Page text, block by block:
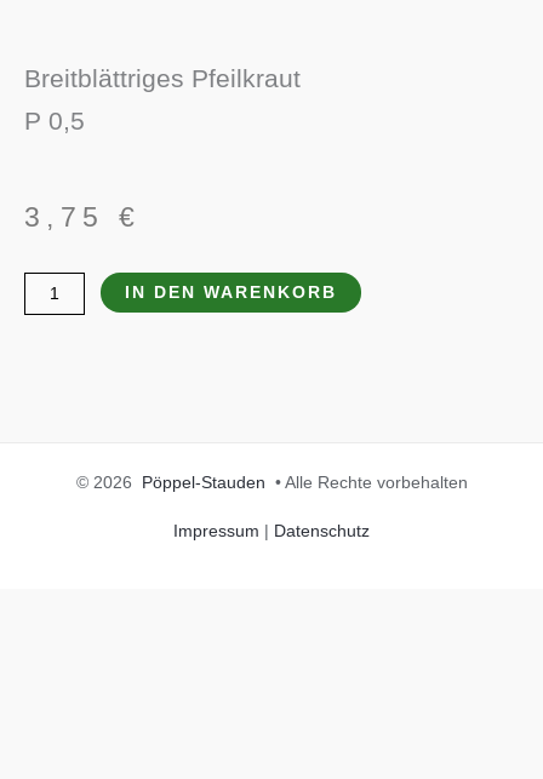
Breitblättriges Pfeilkraut
P 0,5
3,75 €
Sagittaria
latifolia
IN DEN WARENKORB
© 2026 Pöppel-Stauden • Alle Rechte vorbehalten
Impressum | Datenschutz